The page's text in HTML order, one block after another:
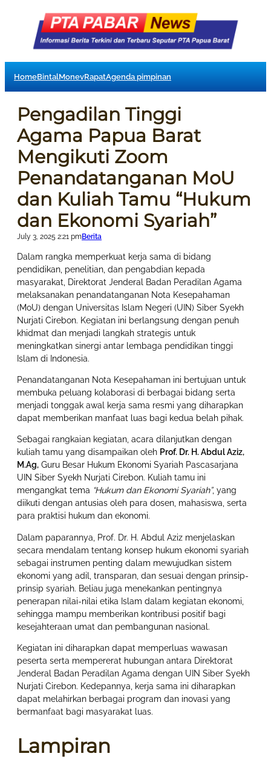
HomeBintalMonevRapatAgenda pimpinan
Pengadilan Tinggi
Agama Papua Barat
Mengikuti Zoom
Penandatanganan MoU
dan Kuliah Tamu “Hukum
dan Ekonomi Syariah”
July 3, 2025 2:21 pmBerita
Dalam rangka memperkuat kerja sama di bidang
pendidikan, penelitian, dan pengabdian kepada
masyarakat, Direktorat Jenderal Badan Peradilan Agama
melaksanakan penandatanganan Nota Kesepahaman
(MoU) dengan Universitas Islam Negeri (UIN) Siber Syekh
Nurjati Cirebon. Kegiatan ini berlangsung dengan penuh
khidmat dan menjadi langkah strategis untuk
meningkatkan sinergi antar lembaga pendidikan tinggi
Islam di Indonesia.
Penandatanganan Nota Kesepahaman ini bertujuan untuk
membuka peluang kolaborasi di berbagai bidang serta
menjadi tonggak awal kerja sama resmi yang diharapkan
dapat memberikan manfaat luas bagi kedua belah pihak.
Sebagai rangkaian kegiatan, acara dilanjutkan dengan
kuliah tamu yang disampaikan oleh Prof. Dr. H. Abdul Aziz,
M.Ag, Guru Besar Hukum Ekonomi Syariah Pascasarjana
UIN Siber Syekh Nurjati Cirebon. Kuliah tamu ini
mengangkat tema “Hukum dan Ekonomi Syariah”, yang
diikuti dengan antusias oleh para dosen, mahasiswa, serta
para praktisi hukum dan ekonomi.
Dalam paparannya, Prof. Dr. H. Abdul Aziz menjelaskan
secara mendalam tentang konsep hukum ekonomi syariah
sebagai instrumen penting dalam mewujudkan sistem
ekonomi yang adil, transparan, dan sesuai dengan prinsip-
prinsip syariah. Beliau juga menekankan pentingnya
penerapan nilai-nilai etika Islam dalam kegiatan ekonomi,
sehingga mampu memberikan kontribusi positif bagi
kesejahteraan umat dan pembangunan nasional.
Kegiatan ini diharapkan dapat memperluas wawasan
peserta serta mempererat hubungan antara Direktorat
Jenderal Badan Peradilan Agama dengan UIN Siber Syekh
Nurjati Cirebon. Kedepannya, kerja sama ini diharapkan
dapat melahirkan berbagai program dan inovasi yang
bermanfaat bagi masyarakat luas.
Lampiran